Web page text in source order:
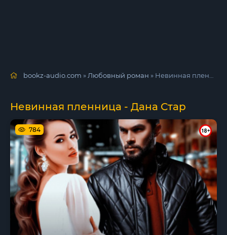
bookz-audio.com » Любовный роман » Невинная пленница - Дана Стар
Невинная пленница - Дана Стар
784